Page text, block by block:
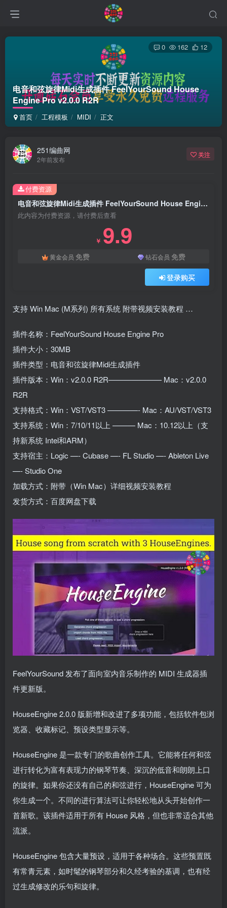
电音和弦旋律Midi生成插件 FeelYourSound House
Engine Pro v2.0.0 R2R
首页 工程模板 MIDI 正文
0 162 12
251编曲网
2年前发布
关注
电音和弦旋律Midi生成插件 FeelYourSound House Engine Pro v2.0.0 R2R
此内容为付费资源，请付费后查看
￥ 9.9
黄金会员 免费 钻石会员 免费
登录购买
付费资源
支持 Win Mac (M系列) 所有系统 附带视频安装教程 …
插件名称：FeelYourSound House Engine Pro
插件大小：30MB
插件类型：电音和弦旋律Midi生成插件
插件版本：Win：v2.0.0 R2R——————— Mac：v2.0.0
R2R
支持格式：Win：VST/VST3 ————- Mac：AU/VST/VST3
支持系统：Win：7/10/11以上 ——— Mac：10.12以上（支
持新系统 Intel和ARM）
支持宿主：Logic —- Cubase —- FL Studio —- Ableton Live
—- Studio One
加载方式：附带（Win Mac）详细视频安装教程
发货方式：百度网盘下载
FeelYourSound 发布了面向室内音乐制作的 MIDI 生成器插
件更新版。
HouseEngine 2.0.0 版新增和改进了多项功能，包括软件包浏
览器、收藏标记、预设类型显示等。
HouseEngine 是一款专门的歌曲创作工具。它能将任何和弦
进行转化为富有表现力的钢琴节奏、深沉的低音和朗朗上口
的旋律。如果你还没有自己的和弦进行，HouseEngine 可为
你生成一个。不同的进行算法可让你轻松地从头开始创作一
首新歌。该插件适用于所有 House 风格，但也非常适合其他
流派。
HouseEngine 包含大量预设，适用于各种场合。这些预置既
有常青元素，如时髦的钢琴部分和久经考验的基调，也有经
过生成修改的乐句和旋律。